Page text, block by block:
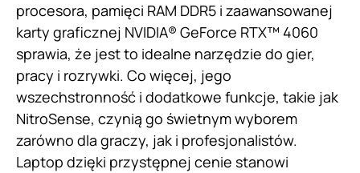
procesora, pamięci RAM DDR5 i zaawansowanej
karty graficznej NVIDIA® GeForce RTX™ 4060
sprawia, że jest to idealne narzędzie do gier,
pracy i rozrywki. Co więcej, jego
wszechstronność i dodatkowe funkcje, takie jak
NitroSense, czynią go świetnym wyborem
zarówno dla graczy, jak i profesjonalistów.
Laptop dzięki przystępnej cenie stanowi